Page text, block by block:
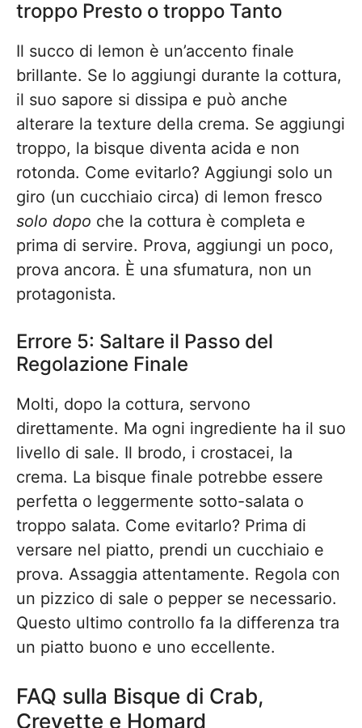
troppo Presto o troppo Tanto
Il succo di lemon è un’accento finale
brillante. Se lo aggiungi durante la cottura,
il suo sapore si dissipa e può anche
alterare la texture della crema. Se aggiungi
troppo, la bisque diventa acida e non
rotonda. Come evitarlo? Aggiungi solo un
giro (un cucchiaio circa) di lemon fresco
solo dopo che la cottura è completa e
prima di servire. Prova, aggiungi un poco,
prova ancora. È una sfumatura, non un
protagonista.
Errore 5: Saltare il Passo del
Regolazione Finale
Molti, dopo la cottura, servono
direttamente. Ma ogni ingrediente ha il suo
livello di sale. Il brodo, i crostacei, la
crema. La bisque finale potrebbe essere
perfetta o leggermente sotto-salata o
troppo salata. Come evitarlo? Prima di
versare nel piatto, prendi un cucchiaio e
prova. Assaggia attentamente. Regola con
un pizzico di sale o pepper se necessario.
Questo ultimo controllo fa la differenza tra
un piatto buono e uno eccellente.
FAQ sulla Bisque di Crab,
Crevette e Homard